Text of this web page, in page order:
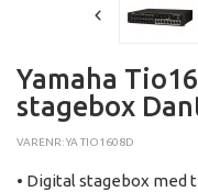
Yamaha
stagebox
VARENR: YA TIO1608D
• Digital stagebox med